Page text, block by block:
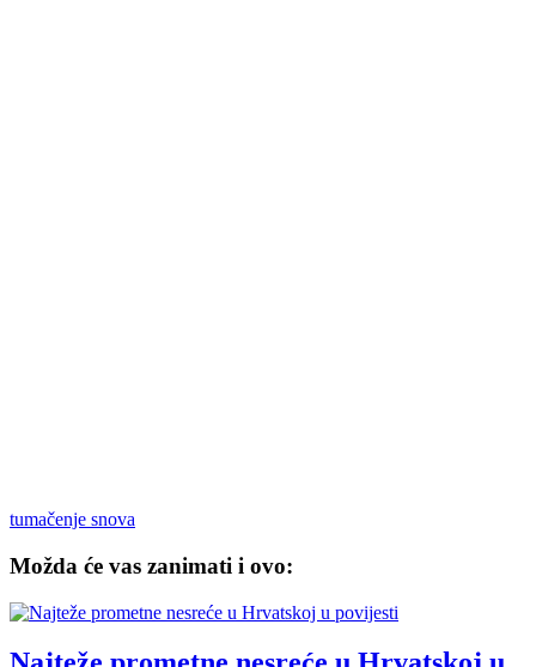
tumačenje snova
Možda će vas zanimati i ovo: